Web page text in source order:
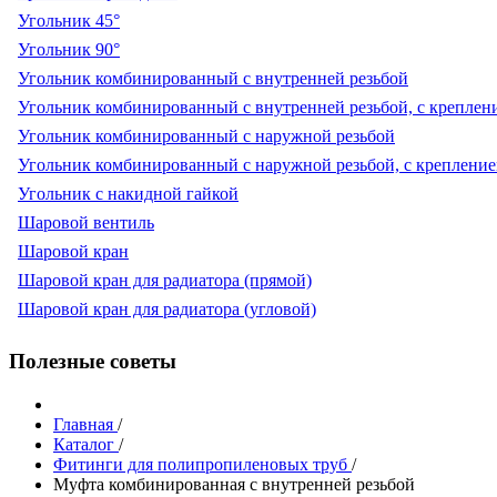
Угольник 45°
Угольник 90°
Угольник комбинированный с внутренней резьбой
Угольник комбинированный с внутренней резьбой, с
Угольник комбинированный с наружной резьбой
Угольник комбинированный с наружной резьбой, с
Угольник с накидной гайкой
Шаровой вентиль
Шаровой кран
Шаровой кран для радиатора (прямой)
Шаровой кран для радиатора (угловой)
Полезные советы
Главная /
Каталог /
Фитинги для полипропиленовых труб /
Муфта комбинированная с внутренней резьбой